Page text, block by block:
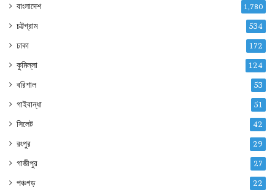
বাংলাদেশ 1,780
চট্টগ্রাম 534
ঢাকা 172
কুমিল্লা 124
বরিশাল 53
গাইবান্ধা 51
সিলেট 42
রংপুর 29
গাজীপুর 27
পঞ্চগড় 22